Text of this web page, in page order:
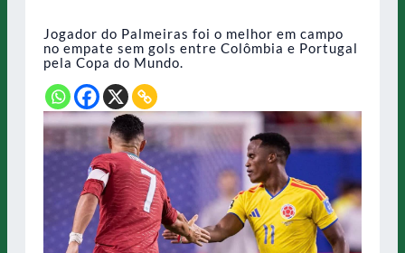
Jogador do Palmeiras foi o melhor em campo
no empate sem gols entre Colômbia e Portugal
pela Copa do Mundo.